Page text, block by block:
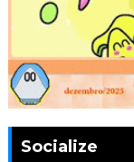
Socialize